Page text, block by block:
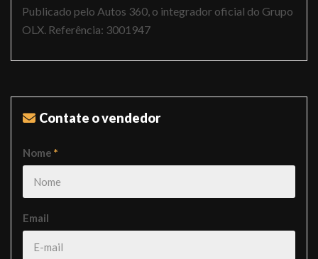
Publicado pelo Autos 360, o integrador oficial do Grupo
OLX. Referência: 3001947
Contate o vendedor
Nome *
Email